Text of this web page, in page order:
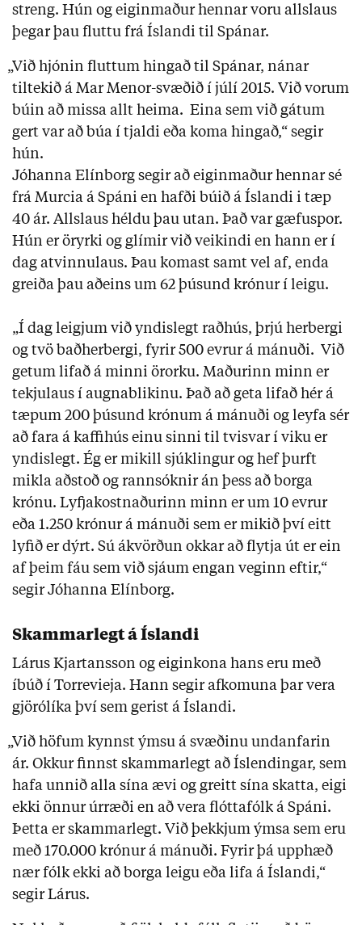
streng. Hún og eiginmaður hennar voru allslaus
þegar þau fluttu frá Íslandi til Spánar.
„Við hjónin fluttum hingað til Spánar, nánar
tiltekið á Mar Menor-svæðið í júlí 2015. Við vorum
búin að missa allt heima. Eina sem við gátum
gert var að búa í tjaldi eða koma hingað,“ segir
hún.
Jóhanna Elínborg segir að eiginmaður hennar sé
frá Murcia á Spáni en hafði búið á Íslandi i tæp
40 ár. Allslaus héldu þau utan. Það var gæfuspor.
Hún er öryrki og glímir við veikindi en hann er í
dag atvinnulaus. Þau komast samt vel af, enda
greiða þau aðeins um 62 þúsund krónur í leigu.
„Í dag leigjum við yndislegt raðhús, þrjú herbergi
og tvö baðherbergi, fyrir 500 evrur á mánuði. Við
getum lifað á minni örorku. Maðurinn minn er
tekjulaus í augnablikinu. Það að geta lifað hér á
tæpum 200 þúsund krónum á mánuði og leyfa sér
að fara á kaffihús einu sinni til tvisvar í viku er
yndislegt. Ég er mikill sjúklingur og hef þurft
mikla aðstoð og rannsóknir án þess að borga
krónu. Lyfjakostnaðurinn minn er um 10 evrur
eða 1.250 krónur á mánuði sem er mikið því eitt
lyfið er dýrt. Sú ákvörðun okkar að flytja út er ein
af þeim fáu sem við sjáum engan veginn eftir,“
segir Jóhanna Elínborg.
Skammarlegt á Íslandi
Lárus Kjartansson og eiginkona hans eru með
íbúð í Torrevieja. Hann segir afkomuna þar vera
gjörólíka því sem gerist á Íslandi.
„Við höfum kynnst ýmsu á svæðinu undanfarin
ár. Okkur finnst skammarlegt að Íslendingar, sem
hafa unnið alla sína ævi og greitt sína skatta, eigi
ekki önnur úrræði en að vera flóttafólk á Spáni.
Þetta er skammarlegt. Við þekkjum ýmsa sem eru
með 170.000 krónur á mánuði. Fyrir þá upphæð
nær fólk ekki að borga leigu eða lifa á Íslandi,“
segir Lárus.